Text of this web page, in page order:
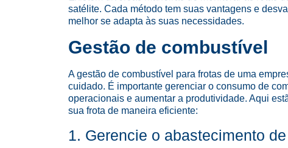
satélite. Cada método tem suas vantagens e
melhor se adapta às suas necessidades.
Gestão de combustível
A gestão de combustível para frotas de uma
cuidado. É importante gerenciar o consumo de
operacionais e aumentar a produtividade. Aqui
sua frota de maneira eficiente:
1. Gerencie o abastecimento